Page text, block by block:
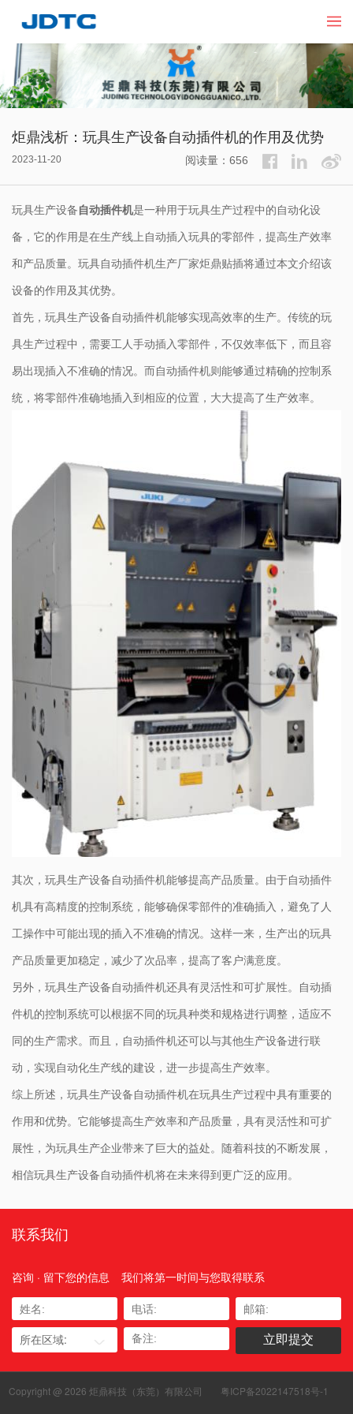
炬鼎浅析：玩具生产设备自动插件机的作用及优势
2023-11-20 阅读量：656
玩具生产设备自动插件机是一种用于玩具生产过程中的自动化设
备，它的作用是在生产线上自动插入玩具的零部件，提高生产效率
和产品质量。玩具自动插件机生产厂家炬鼎贴插将通过本文介绍该
设备的作用及其优势。
首先，玩具生产设备自动插件机能够实现高效率的生产。传统的玩
具生产过程中，需要工人手动插入零部件，不仅效率低下，而且容
易出现插入不准确的情况。而自动插件机则能够通过精确的控制系
统，将零部件准确地插入到相应的位置，大大提高了生产效率。
其次，玩具生产设备自动插件机能够提高产品质量。由于自动插件
机具有高精度的控制系统，能够确保零部件的准确插入，避免了人
工操作中可能出现的插入不准确的情况。这样一来，生产出的玩具
产品质量更加稳定，减少了次品率，提高了客户满意度。
另外，玩具生产设备自动插件机还具有灵活性和可扩展性。自动插
件机的控制系统可以根据不同的玩具种类和规格进行调整，适应不
同的生产需求。而且，自动插件机还可以与其他生产设备进行联
动，实现自动化生产线的建设，进一步提高生产效率。
综上所述，玩具生产设备自动插件机在玩具生产过程中具有重要的
作用和优势。它能够提高生产效率和产品质量，具有灵活性和可扩
展性，为玩具生产企业带来了巨大的益处。随着科技的不断发展，
相信玩具生产设备自动插件机将在未来得到更广泛的应用。
联系我们
咨询 · 留下您的信息 我们将第一时间与您取得联系
所在区域:
Copyright @ 2026 炬鼎科技（东莞）有限公司 粤ICP备2022147518号-1